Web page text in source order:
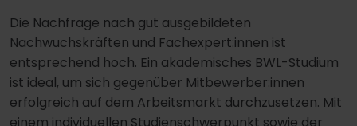
Die Nachfrage nach gut ausgebildeten
Nachwuchskräften und Fachexpert:innen ist
entsprechend hoch. Ein akademisches BWL-Studium
ist ideal, um sich gegenüber Mitbewerber:innen
erfolgreich auf dem Arbeitsmarkt durchzusetzen. Mit
einem individuellen Studienschwerpunkt sowie der